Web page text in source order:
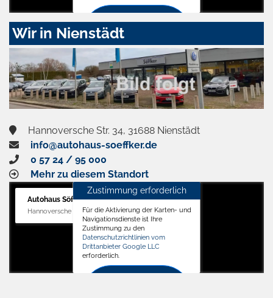
Zustimmen
aktivieren
Wir in Nienstädt
Hannoversche Str. 34, 31688 Nienstädt
info@autohaus-soeffker.de
0 57 24 / 95 000
Mehr zu diesem Standort
Autohaus Söffker GmbH
Hannoversche Str. 34, 31688 Nienstädt
Zustimmung erforderlich
Für die Aktivierung der Karten- und
Navigationsdienste ist Ihre
Zustimmung zu den
Datenschutzrichtlinien vom
Drittanbieter Google LLC
erforderlich.